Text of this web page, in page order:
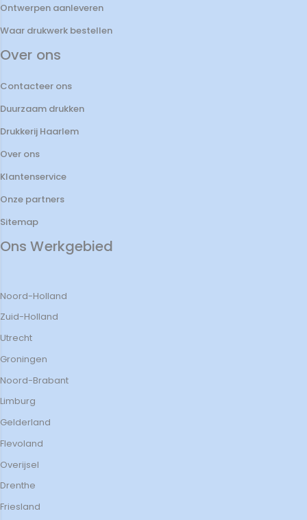
Ontwerpen aanleveren
Waar drukwerk bestellen
Over ons
Contacteer ons
Duurzaam drukken
Drukkerij Haarlem
Over ons
Klantenservice
Onze partners
Sitemap
Ons Werkgebied
Noord-Holland
Zuid-Holland
Utrecht
Groningen
Noord-Brabant
Limburg
Gelderland
Flevoland
Overijsel
Drenthe
Friesland